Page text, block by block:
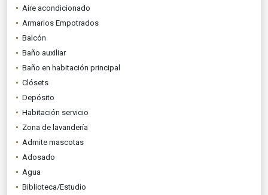
Aire acondicionado
Armarios Empotrados
Balcón
Baño auxiliar
Baño en habitación principal
Clósets
Depósito
Habitación servicio
Zona de lavandería
Admite mascotas
Adosado
Agua
Biblioteca/Estudio